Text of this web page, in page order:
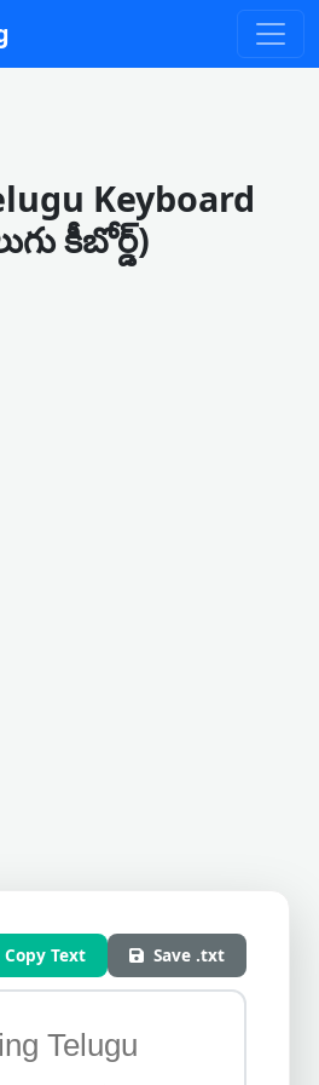
Keyboard
కీబోర్డ్)
Copy Text Save .txt